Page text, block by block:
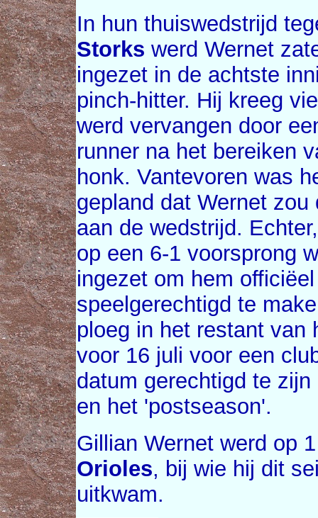
In hun thuiswedstrijd
Storks werd Wernet
ingezet in de achtste
pinch-hitter. Hij kreeg
werd vervangen door
runner na het bereiken
honk. Vantevoren was
gepland dat Wernet zou
aan de wedstrijd.
op een 6-1 voorsprong
ingezet om hem officiëel
speelgerechtigd te
ploeg in het restant van
voor 16 juli voor een
datum gerechtigd te
en het 'postseason'.
Gillian Wernet werd op
Orioles, bij wie hij dit
uitkwam.